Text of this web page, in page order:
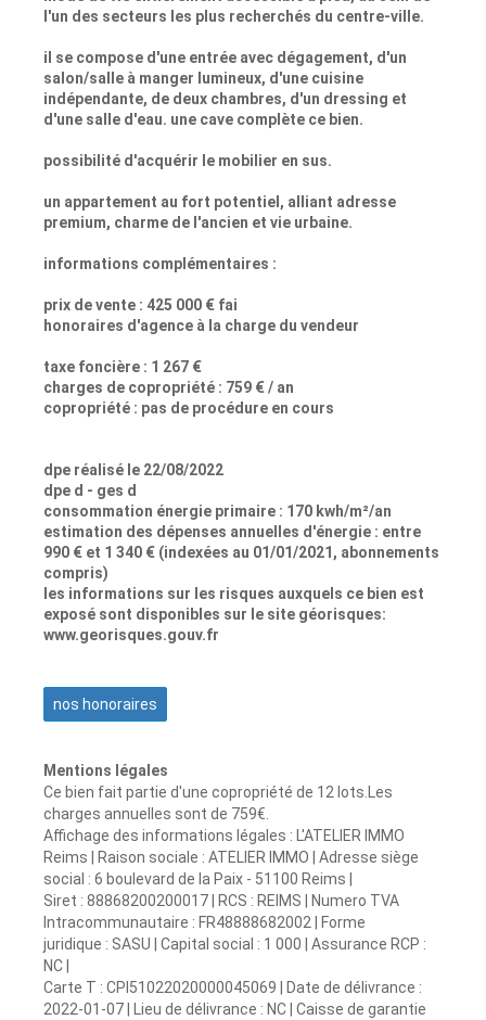
l'un des secteurs les plus recherchés du centre-ville.
il se compose d'une entrée avec dégagement, d'un
salon/salle à manger lumineux, d'une cuisine
indépendante, de deux chambres, d'un dressing et
d'une salle d'eau. une cave complète ce bien.
possibilité d'acquérir le mobilier en sus.
un appartement au fort potentiel, alliant adresse
premium, charme de l'ancien et vie urbaine.
informations complémentaires :
prix de vente : 425 000 € fai
honoraires d'agence à la charge du vendeur
taxe foncière : 1 267 €
charges de copropriété : 759 € / an
copropriété : pas de procédure en cours
dpe réalisé le 22/08/2022
dpe d - ges d
consommation énergie primaire : 170 kwh/m²/an
estimation des dépenses annuelles d'énergie : entre
990 € et 1 340 € (indexées au 01/01/2021, abonnements
compris)
les informations sur les risques auxquels ce bien est
exposé sont disponibles sur le site géorisques:
www.georisques.gouv.fr
nos honoraires
Mentions légales
Ce bien fait partie d'une copropriété de 12 lots.Les
charges annuelles sont de 759€.
Affichage des informations légales : L'ATELIER IMMO
Reims | Raison sociale : ATELIER IMMO | Adresse siège
social : 6 boulevard de la Paix - 51100 Reims |
Siret : 88868200200017 | RCS : REIMS | Numero TVA
Intracommunautaire : FR48888682002 | Forme
juridique : SASU | Capital social : 1 000 | Assurance RCP :
NC |
Carte T : CPI51022020000045069 | Date de délivrance :
2022-01-07 | Lieu de délivrance : NC | Caisse de garantie